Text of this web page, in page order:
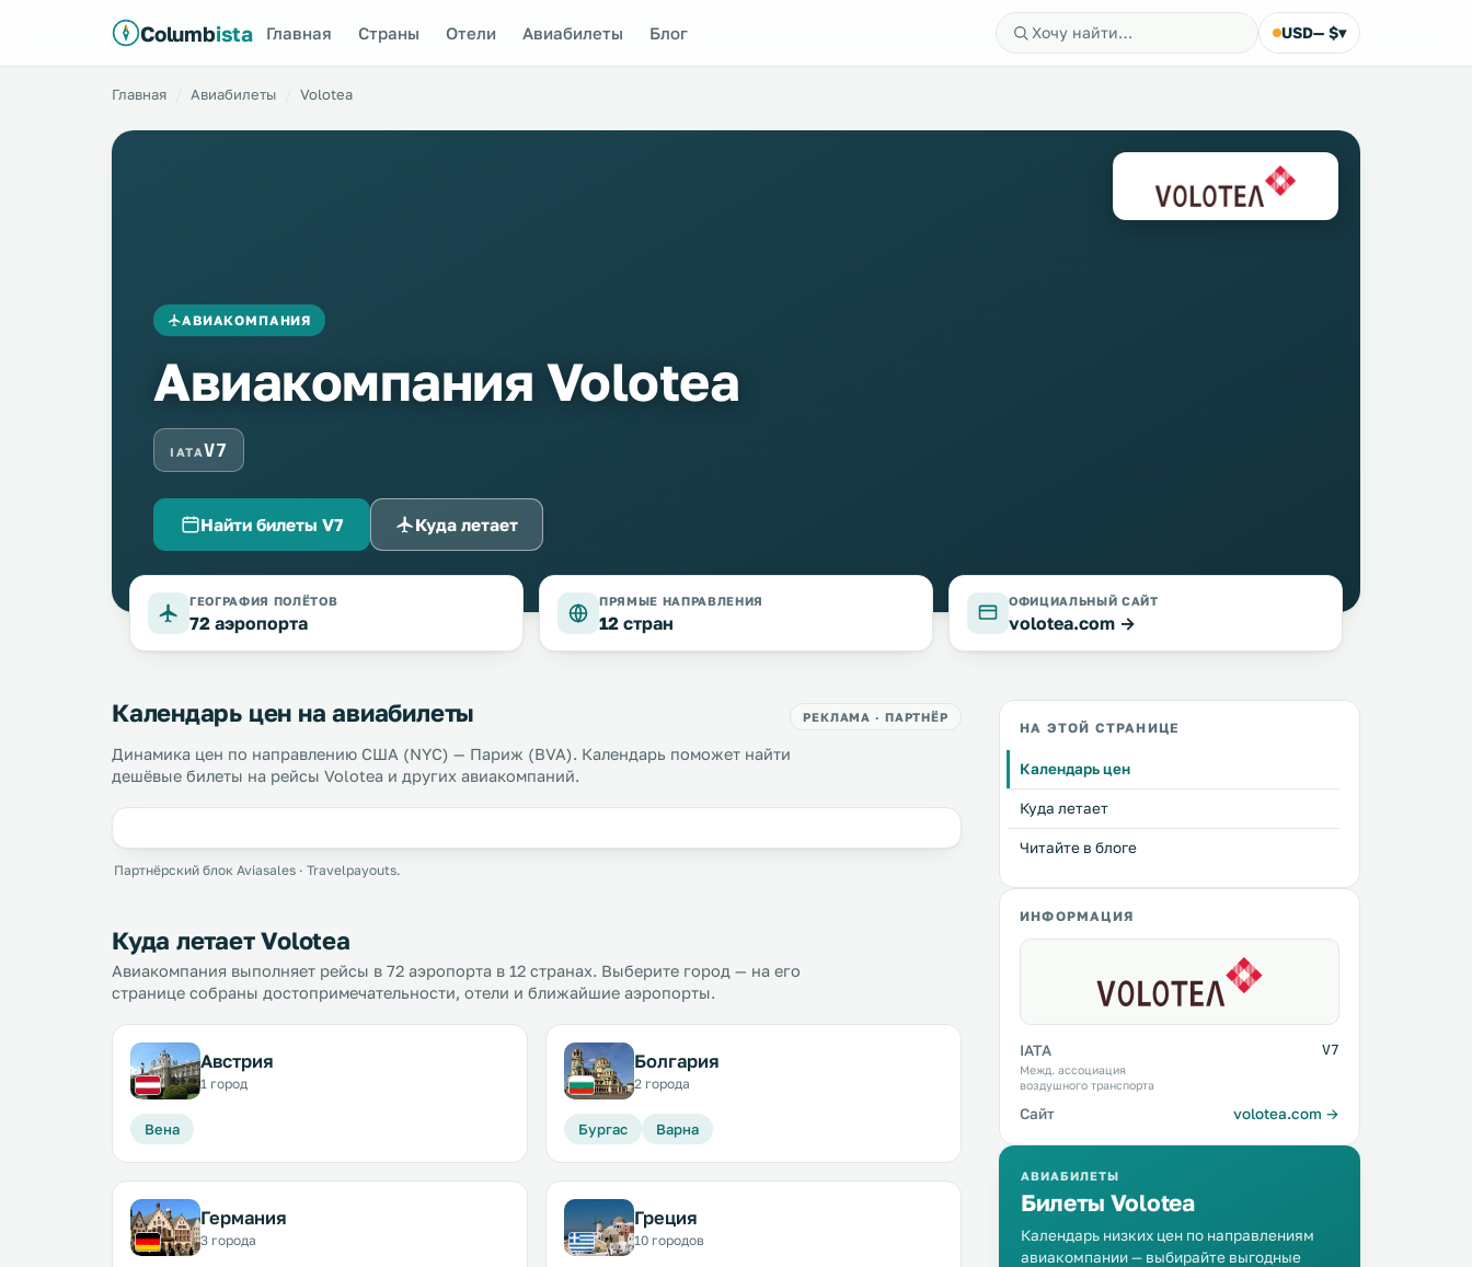
Columbista Главная Страны Отели Авиабилеты Блог USD— $▾
Главная Авиабилеты Volotea
АВИАКОМПАНИЯ
Авиакомпания Volotea
IATAV7
Найти билеты V7 Куда летает
ГЕОГРАФИЯ ПОЛЁТОВ
72 аэропорта
ПРЯМЫЕ НАПРАВЛЕНИЯ
12 стран
ОФИЦИАЛЬНЫЙ САЙТ
volotea.com →
Календарь цен на авиабилеты РЕКЛАМА · ПАРТНЁР
Динамика цен по направлению США (NYC) — Париж (BVA). Календарь поможет найти
дешёвые билеты на рейсы Volotea и других авиакомпаний.
Партнёрский блок Aviasales · Travelpayouts.
Куда летает Volotea
Авиакомпания выполняет рейсы в 72 аэропорта в 12 странах. Выберите город — на его
странице собраны достопримечательности, отели и ближайшие аэропорты.
Австрия
1 город
Вена
Болгария
2 города
Бургас Варна
Германия
3 города
Греция
10 городов
НА ЭТОЙ СТРАНИЦЕ
Календарь цен
Куда летает
Читайте в блоге
ИНФОРМАЦИЯ
IATA
Межд. ассоциация
воздушного транспорта
V7
Сайт volotea.com →
АВИАБИЛЕТЫ
Билеты Volotea
Календарь низких цен по направлениям
авиакомпании — выбирайте выгодные